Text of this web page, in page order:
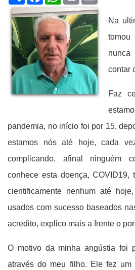
Na
contar
Faz
pandemia, no início foi por 15,
estamos nós até hoje, cada
complicando, afinal ninguém
conhece esta doença, COVID19,
cientificamente nenhum até
usados com sucesso baseados
acredito, explico mais a frente o
O motivo da minha angústia foi
através do meu filho. Ele fez um